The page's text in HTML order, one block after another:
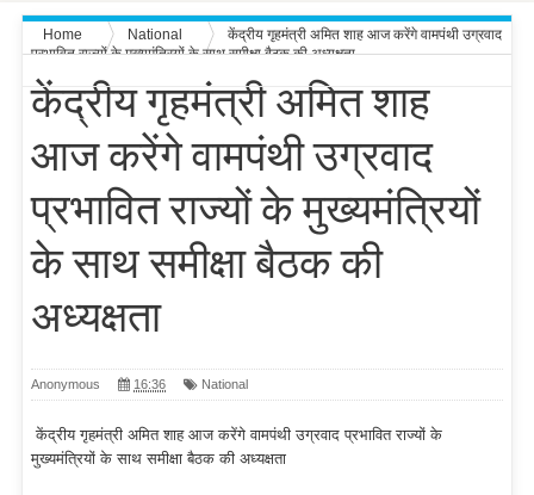
Home National
केंद्रीय गृहमंत्री अमित शाह आज करेंगे वामपंथी उग्रवाद
प्रभावित राज्यों के मुख्यमंत्रियों के साथ समीक्षा बैठक की अध्यक्षता
केंद्रीय गृहमंत्री अमित शाह
आज करेंगे वामपंथी उग्रवाद
प्रभावित राज्यों के मुख्यमंत्रियों
के साथ समीक्षा बैठक की
अध्यक्षता
Anonymous 16:36 National
केंद्रीय गृहमंत्री अमित शाह आज करेंगे वामपंथी उग्रवाद प्रभावित राज्यों के
मुख्यमंत्रियों के साथ समीक्षा बैठक की अध्यक्षता